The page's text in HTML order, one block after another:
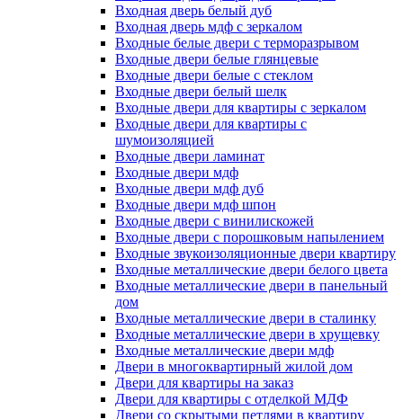
Входная дверь белый дуб
Входная дверь мдф с зеркалом
Входные белые двери с терморазрывом
Входные двери белые глянцевые
Входные двери белые с стеклом
Входные двери белый шелк
Входные двери для квартиры с зеркалом
Входные двери для квартиры с
шумоизоляцией
Входные двери ламинат
Входные двери мдф
Входные двери мдф дуб
Входные двери мдф шпон
Входные двери с винилискожей
Входные двери с порошковым напылением
Входные звукоизоляционные двери квартиру
Входные металлические двери белого цвета
Входные металлические двери в панельный
дом
Входные металлические двери в сталинку
Входные металлические двери в хрущевку
Входные металлические двери мдф
Двери в многоквартирный жилой дом
Двери для квартиры на заказ
Двери для квартиры с отделкой МДФ
Двери со скрытыми петлями в квартиру